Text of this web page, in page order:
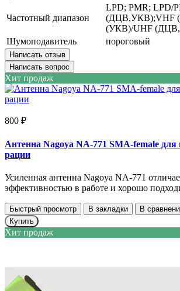
Частотный диапазон
LPD; PMR; LPD/
(ДЦВ,УКВ);VHF
(УКВ)/UHF
Шумоподавитель
пороговый
Написать отзыв
Написать вопрос
Хит продаж
800 ₽
Антенна Nagoya NA-771 SMA-female для
рации
Усиленная антенна Nagoya NA-771
эффективностью в работе и хорошо
Быстрый просмотр В закладки
В
Купить
Хит продаж